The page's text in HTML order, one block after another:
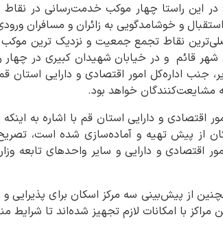
در این راستا چهار موکب خدمت‌رسانی در
و خوشامدگویی به زائران و مسافران
نقاط تجمع جمعیت و نزدیک ترین
شهر قائم و در خیابان شهیدان کبیری در
جنب اداره‌کل امور اقتصادی و دارایی
مشایعت‌کنندگان خواهد بود.
اقتصادی و دارایی استان قم با اشاره به
از پیش تهیه و آماده‌سازی شده است،
اقتصادی و دارایی و سایر واحدهای تابعه
از پیش‌بینی سه مرکز اسکان برای پذیرایی و
مراکز با امکانات لازم تجهیز شده‌اند تا